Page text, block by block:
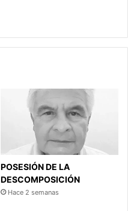
POSESIÓN DE LA
DESCOMPOSICIÓN
Hace 2 semanas